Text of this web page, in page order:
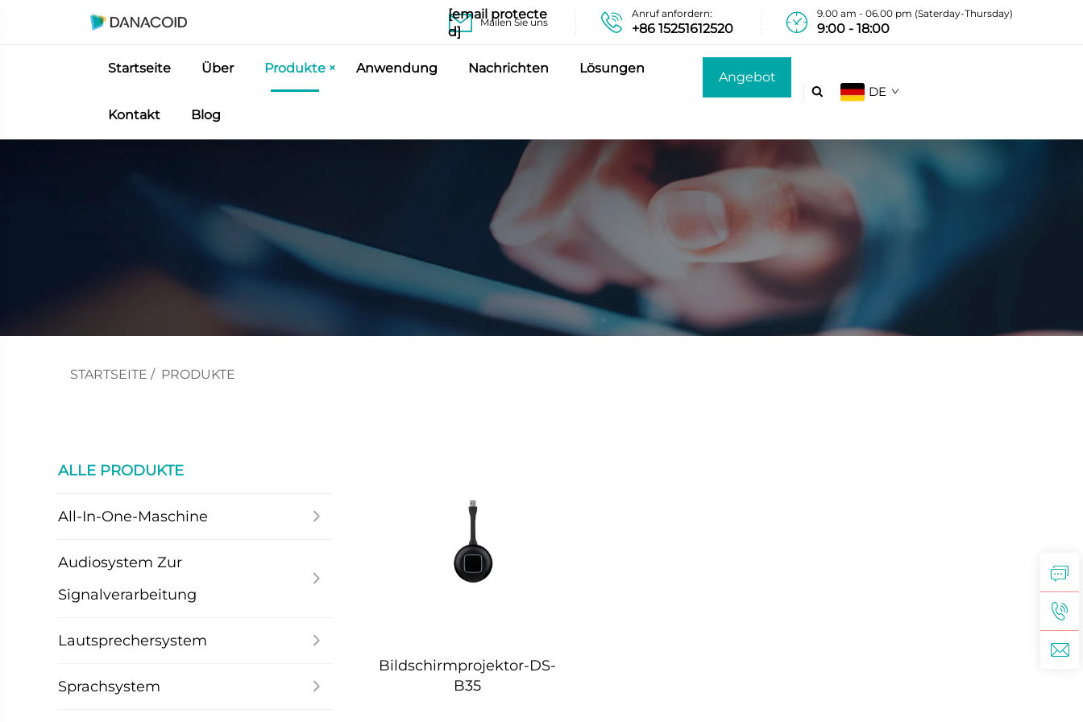
Mailen Sie uns
[email protecte
d]
Anruf anfordern:
+86 15251612520
9.00 am - 06.00 pm (Saterday-Thursday)
9:00 - 18:00
Startseite Über Produkte Anwendung Nachrichten Lösungen
Kontakt Blog
Angebot
 DE
STARTSEITE / PRODUKTE
ALLE PRODUKTE
All-In-One-Maschine
Audiosystem Zur
Signalverarbeitung
Lautsprechersystem
Sprachsystem
Bildschirmprojektor-DS-
B35